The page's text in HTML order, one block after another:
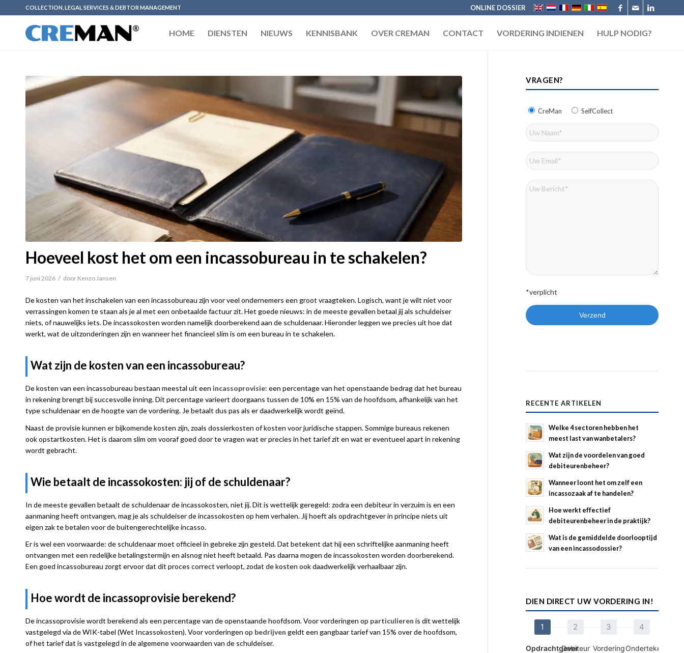
ONLINE DOSSIER
COLLECTION, LEGAL SERVICES & DEBTOR MANAGEMENT
HOME DIENSTEN NIEUWS KENNISBANK OVER CREMAN CONTACT VORDERING INDIENEN HULP NODIG?
Hoeveel kost het om een incassobureau in te schakelen?
7 juni 2026 / door Kenzo Jansen
De kosten van het inschakelen van een incassobureau zijn voor veel ondernemers een groot vraagteken. Logisch, want je wilt niet voor
verrassingen komen te staan als je al met een onbetaalde factuur zit. Het goede nieuws: in de meeste gevallen betaal jij als schuldeiser
niets, of nauwelijks iets. De incassokosten worden namelijk doorberekend aan de schuldenaar. Hieronder leggen we precies uit hoe dat
werkt, wat de uitzonderingen zijn en wanneer het financieel slim is om een bureau in te schakelen.
Wat zijn de kosten van een incassobureau?
De kosten van een incassobureau bestaan meestal uit een incassoprovisie: een percentage van het openstaande bedrag dat het bureau
in rekening brengt bij succesvolle inning. Dit percentage varieert doorgaans tussen de 10% en 15% van de hoofdsom, afhankelijk van het
type schuldenaar en de hoogte van de vordering. Je betaalt dus pas als er daadwerkelijk wordt geïnd.
Naast de provisie kunnen er bijkomende kosten zijn, zoals dossierkosten of kosten voor juridische stappen. Sommige bureaus rekenen
ook opstartkosten. Het is daarom slim om vooraf goed door te vragen wat er precies in het tarief zit en wat er eventueel apart in rekening
wordt gebracht.
Wie betaalt de incassokosten: jij of de schuldenaar?
In de meeste gevallen betaalt de schuldenaar de incassokosten, niet jij. Dit is wettelijk geregeld: zodra een debiteur in verzuim is en een
aanmaning heeft ontvangen, mag je als schuldeiser de incassokosten op hem verhalen. Jij hoeft als opdrachtgever in principe niets uit
eigen zak te betalen voor de buitengerechtelijke incasso.
Er is wel een voorwaarde: de schuldenaar moet officieel in gebreke zijn gesteld. Dat betekent dat hij een schriftelijke aanmaning heeft
ontvangen met een redelijke betalingstermijn en alsnog niet heeft betaald. Pas daarna mogen de incassokosten worden doorberekend.
Een goed incassobureau zorgt ervoor dat dit proces correct verloopt, zodat de kosten ook daadwerkelijk verhaalbaar zijn.
Hoe wordt de incassoprovisie berekend?
De incassoprovisie wordt berekend als een percentage van de openstaande hoofdsom. Voor vorderingen op particulieren is dit wettelijk
vastgelegd via de WIK-tabel (Wet Incassokosten). Voor vorderingen op bedrijven geldt een gangbaar tarief van 15% over de hoofdsom,
of het tarief dat is vastgelegd in de algemene voorwaarden van de schuldeiser.
VRAGEN?
CreMan SelfCollect
*verplicht
RECENTE ARTIKELEN
Welke 4 sectoren hebben het
meest last van wanbetalers?
Wat zijn de voordelen van goed
debiteurenbeheer?
Wanneer loont het om zelf een
incassozaak af te handelen?
Hoe werkt effectief
debiteurenbeheer in de praktijk?
Wat is de gemiddelde doorlooptijd
van een incassodossier?
DIEN DIRECT UW VORDERING IN!
1
Opdrachtgever
2
Debiteur
3
Vordering
4
Ondertekening